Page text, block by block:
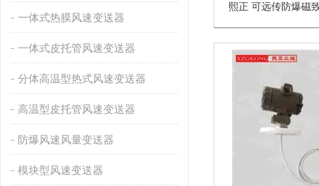
一体式热膜风速变送器
一体式皮托管风速变送器
分体高温型热式风速变送器
高温型皮托管风速变送器
防爆风速风量变送器
模块型风速变送器